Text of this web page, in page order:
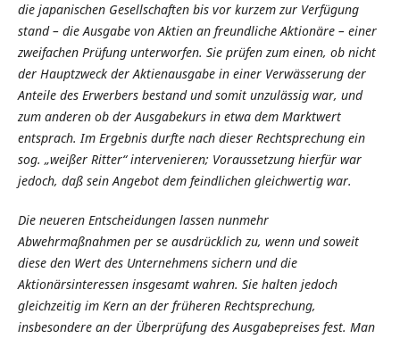
die japanischen Gesellschaften bis vor kurzem zur Verfügung
stand – die Ausgabe von Aktien an freundliche Aktionäre – einer
zweifachen Prüfung unterworfen. Sie prüfen zum einen, ob nicht
der Hauptzweck der Aktienausgabe in einer Verwässerung der
Anteile des Erwerbers bestand und somit unzulässig war, und
zum anderen ob der Ausgabekurs in etwa dem Marktwert
entsprach. Im Ergebnis durfte nach dieser Rechtsprechung ein
sog. „weißer Ritter“ intervenieren; Voraussetzung hierfür war
jedoch, daß sein Angebot dem feindlichen gleichwertig war.
Die neueren Entscheidungen lassen nunmehr
Abwehrmaßnahmen per se ausdrücklich zu, wenn und soweit
diese den Wert des Unternehmens sichern und die
Aktionärsinteressen insgesamt wahren. Sie halten jedoch
gleichzeitig im Kern an der früheren Rechtsprechung,
insbesondere an der Überprüfung des Ausgabepreises fest. Man